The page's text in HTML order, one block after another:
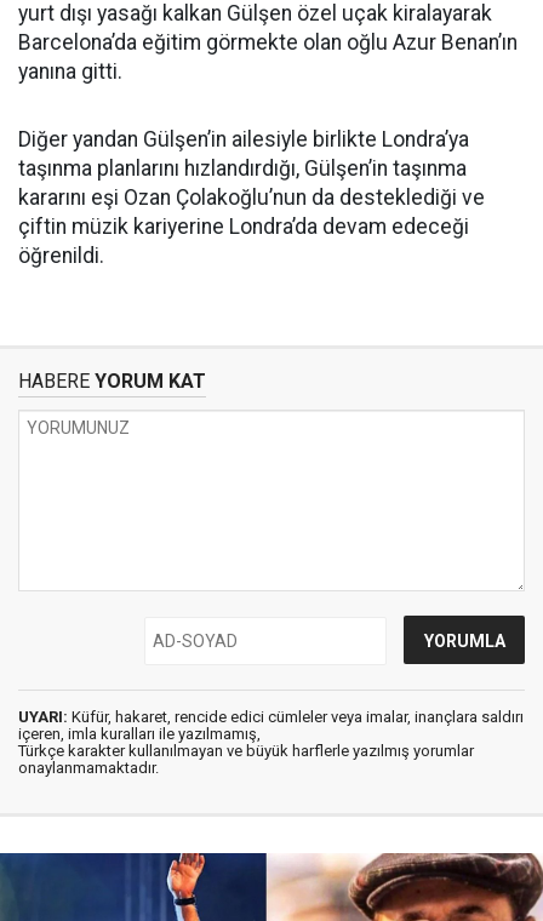
yurt dışı yasağı kalkan Gülşen özel uçak kiralayarak
Barcelona’da eğitim görmekte olan oğlu Azur Benan’ın
yanına gitti.
Diğer yandan Gülşen’in ailesiyle birlikte Londra’ya
taşınma planlarını hızlandırdığı, Gülşen’in taşınma
kararını eşi Ozan Çolakoğlu’nun da desteklediği ve
çiftin müzik kariyerine Londra’da devam edeceği
öğrenildi.
HABERE YORUM KAT
UYARI: Küfür, hakaret, rencide edici cümleler veya imalar, inançlara saldırı
içeren, imla kuralları ile yazılmamış,
Türkçe karakter kullanılmayan ve büyük harflerle yazılmış yorumlar
onaylanmamaktadır.